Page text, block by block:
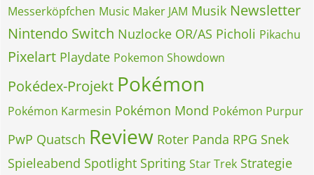
Messerköpfchen Music Maker JAM Musik Newsletter
Nintendo Switch Nuzlocke OR/AS Picholi Pikachu
Pixelart Playdate Pokemon Showdown
Pokédex-Projekt Pokémon
Pokémon Karmesin Pokémon Mond Pokémon Purpur
PwP Quatsch Review Roter Panda RPG Snek
Spieleabend Spotlight Spriting Star Trek Strategie